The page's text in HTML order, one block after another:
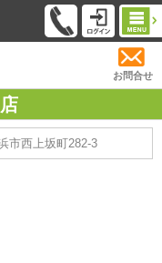
お問合せ
市西上坂町282-3